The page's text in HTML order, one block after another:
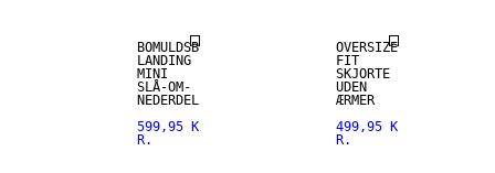
BOMULDSB
LANDING
MINI
SLÅ-OM-
NEDERDEL
599,95 K
R.
OVERSIZE
FIT
SKJORTE
UDEN
ÆRMER
499,95 K
R.